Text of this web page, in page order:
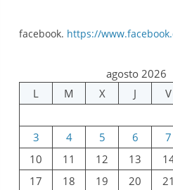
facebook. https://
agosto 2026
L
M X J V
3
4 5 6 7
10
11 12 13
17
18 19 20 21